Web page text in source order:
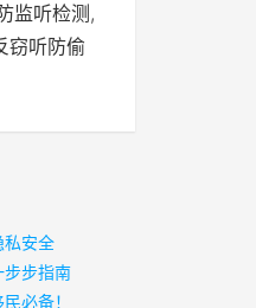
监听检测,
窃听防偷
私安全
步步指南
必备！